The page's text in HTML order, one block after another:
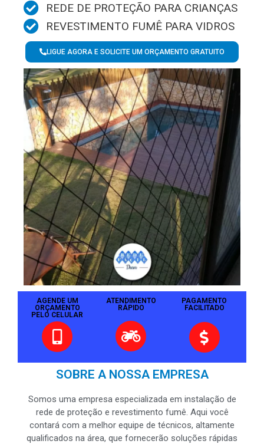
REDE DE PROTEÇÃO PARA CRIANÇAS
REVESTIMENTO FUMÊ PARA VIDROS
LIGUE AGORA E SOLICITE UM ORÇAMENTO GRATUITO
AGENDE UM
ORÇAMENTO
PELO CELULAR
ATENDIMENTO
RÁPIDO
PAGAMENTO
FACILITADO
SOBRE A NOSSA EMPRESA
Somos uma empresa especializada em instalação de
rede de proteção e revestimento fumê. Aqui você
contará com a melhor equipe de técnicos, altamente
qualificados na área, que fornecerão soluções rápidas